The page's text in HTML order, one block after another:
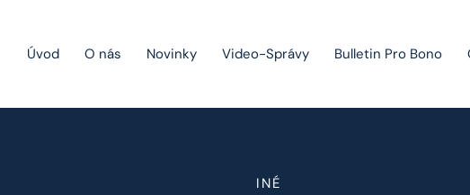
Úvod O nás Novinky Video-Správy Bulletin Pro Bono
INÉ